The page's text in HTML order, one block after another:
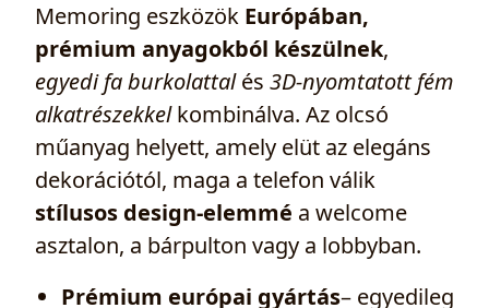
Memoring eszközök Európában,
prémium anyagokból készülnek,
egyedi fa burkolattalés 3D‑nyomtatott fém
alkatrészekkelkombinálva. Az olcsó
műanyag helyett, amely elüt az elegáns
dekorációtól, maga a telefon válik
stílusos design-elemmé a welcome
asztalon, a bárpulton vagy a lobbyban.
Prémium európai gyártás– egyedileg